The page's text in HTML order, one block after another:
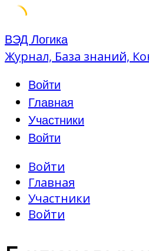
Skip
to
ВЭД Логика
Журнал, База знаний,
Войти
Главная
Участники
Войти
Войти
Главная
Участники
Войти